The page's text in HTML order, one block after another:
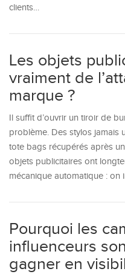
clients…
Les objets
vraiment de
marque ?
Il suffit d’ouvrir un tiroir de
problème. Des stylos jamais
tote bags récupérés après
objets publicitaires ont
mécanique automatique : on
Pourquoi les
influenceurs
gagner en